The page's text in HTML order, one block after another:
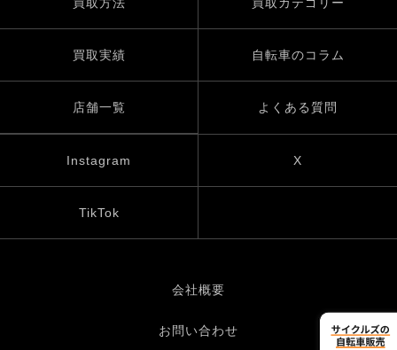
買取実績 自転車のコラム
店舗一覧 よくある質問
Instagram X
TikTok
会社概要
お問い合わせ